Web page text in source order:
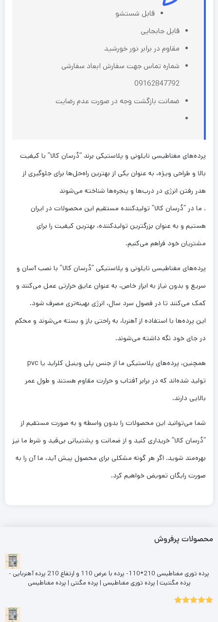
قابل شستشو
قابل جابجایی
مقاوم در برابر نور خورشید
شماره تماس جهت سفارش ابعاد سفارشی
09162847792
ضمانت بازگشت وجه در صورت عدم رضایت
پرده‌های مغناطیسی نایلونی و پلاستیکی برند “دُرسان کالا” با کیفیت
بالا و طراحی ویژه، به عنوان یکی از بهترین راه‌حل‌ها برای جلوگیری از
هدر رفتن انرژی در درب‌ها و پنجره‌ها شناخته می‌شوند
. ما در “دُرسان کالا” تولیدکننده مستقیم این محصولات در ایران
هستیم و به عنوان بزرگترین تولیدکننده، بهترین کیفیت را برای
مشتریان خود فراهم می‌کنیم.
پرده‌های مغناطیسی نایلونی و پلاستیکی “دُرسان کالا” با نصب آسان و
سریع و بدون نیاز به ابزار خاص، به عنوان عایق حرارتی عمل می‌کنند و
کمک می‌کنند تا در فصول سرد سال، انرژی بهینه‌تری مصرف شود.
این پرده‌ها با استفاده از آهنربا، به راحتی باز و بسته می‌شوند و محکم
در جای خود نگه داشته می‌شوند.
همچنین، پرده‌های پلاستیکی ما از جنس پلی وینیل کلراید یا pvc
تولید شده‌اند که در برابر آفتاب و حرارت مقاوم هستند و طول عمر
بالایی دارند.
شما می‌توانید این محصولات را بدون واسطه و به صورت مستقیم از
“دُرسان کالا” خریداری کنید و از ضمانت و پشتیبانی بی‌قید و شرط ما نیز
بهره‌مند شوید. اگر هر گونه مشکلی برای محصول پیش آید، ما آن را به
صورت رایگان تعویض خواهیم کرد.
محصولات پرفروش
پرده توری مغناطیسی 210*110- پرده با عرض 110 و ارتفاع 210 پرده آهنربایی -
پرده مگنتیت | پرده توری مغناطیسی | پرده مگنتی | پرده مغناطیسی